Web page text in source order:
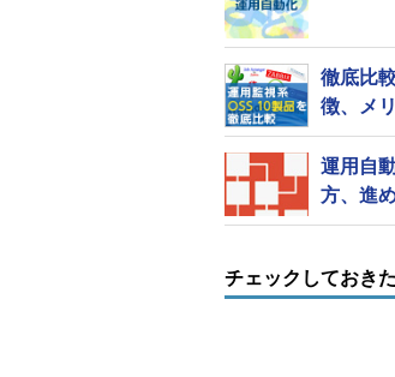
徹底比
徴、メ
運用自
方、進
チェックしておき